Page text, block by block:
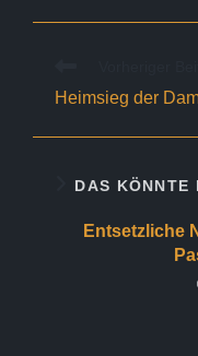
ansehen
Heimsieg der
DAS KÖNNTE
Entsetzliche